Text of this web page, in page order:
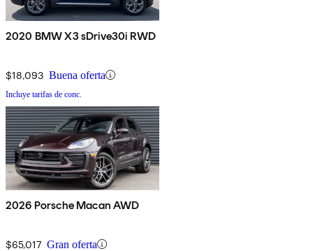
2020 BMW X3 sDrive30i RWD
$18,093 Buena oferta
Incluye tarifas de conc.
2026 Porsche Macan AWD
$65,017 Gran oferta